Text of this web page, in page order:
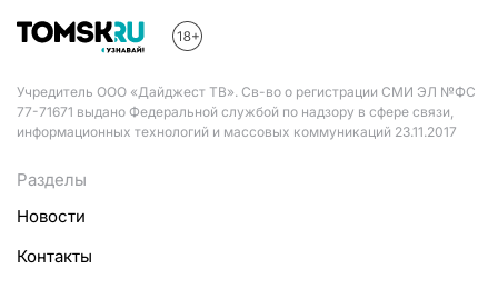
Учредитель ООО «Дайджест ТВ». Св-во о регистрации СМИ ЭЛ №ФС
77-71671 выдано Федеральной службой по надзору в сфере связи,
информационных технологий и массовых коммуникаций 23.11.2017
Разделы
Новости
Контакты